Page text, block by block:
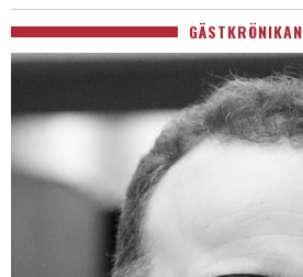
GÄSTKRÖNIKAN